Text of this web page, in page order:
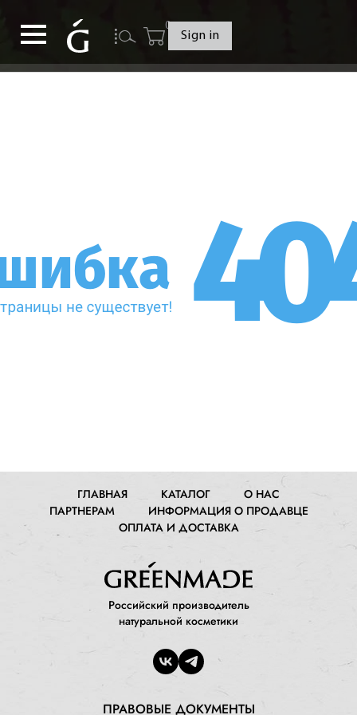
0
Sign in
ГЛАВНАЯ КАТАЛОГ
О НАС
ПАРТНЕРАМ
ИНФОРМАЦИЯ О ПРОДАВЦЕ
ОПЛАТА И ДОСТАВКА
Российский производитель
натуральной косметики
ПРАВОВЫЕ ДОКУМЕНТЫ